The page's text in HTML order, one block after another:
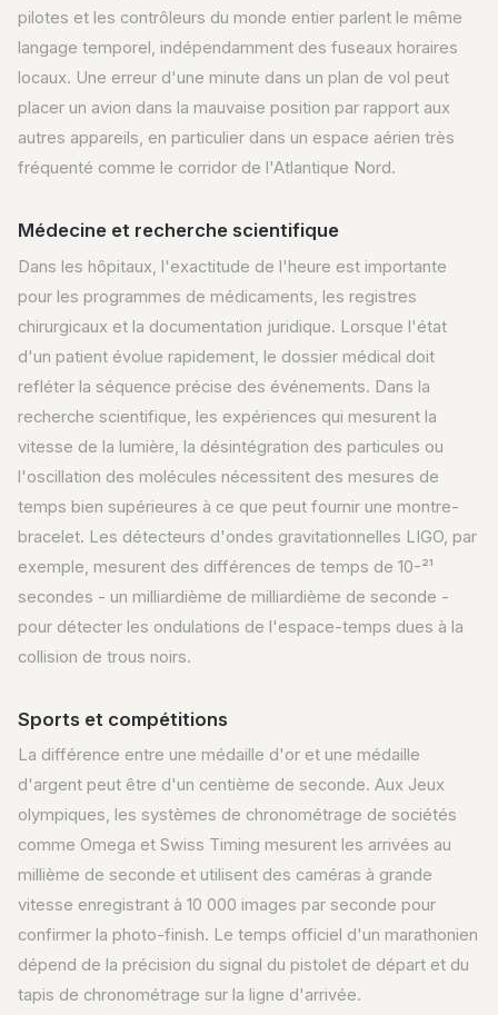
pilotes et les contrôleurs du monde entier parlent le même
langage temporel, indépendamment des fuseaux horaires
locaux. Une erreur d'une minute dans un plan de vol peut
placer un avion dans la mauvaise position par rapport aux
autres appareils, en particulier dans un espace aérien très
fréquenté comme le corridor de l'Atlantique Nord.
Médecine et recherche scientifique
Dans les hôpitaux, l'exactitude de l'heure est importante
pour les programmes de médicaments, les registres
chirurgicaux et la documentation juridique. Lorsque l'état
d'un patient évolue rapidement, le dossier médical doit
refléter la séquence précise des événements. Dans la
recherche scientifique, les expériences qui mesurent la
vitesse de la lumière, la désintégration des particules ou
l'oscillation des molécules nécessitent des mesures de
temps bien supérieures à ce que peut fournir une montre-
bracelet. Les détecteurs d'ondes gravitationnelles LIGO, par
exemple, mesurent des différences de temps de 10-²¹
secondes - un milliardième de milliardième de seconde -
pour détecter les ondulations de l'espace-temps dues à la
collision de trous noirs.
Sports et compétitions
La différence entre une médaille d'or et une médaille
d'argent peut être d'un centième de seconde. Aux Jeux
olympiques, les systèmes de chronométrage de sociétés
comme Omega et Swiss Timing mesurent les arrivées au
millième de seconde et utilisent des caméras à grande
vitesse enregistrant à 10 000 images par seconde pour
confirmer la photo-finish. Le temps officiel d'un marathonien
dépend de la précision du signal du pistolet de départ et du
tapis de chronométrage sur la ligne d'arrivée.